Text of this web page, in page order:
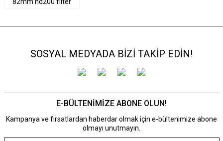
SOSYAL MEDYADA BİZİ TAKİP EDİN!
E-BÜLTENİMİZE ABONE OLUN!
Kampanya ve fırsatlardan haberdar olmak için e-bültenimize abone
olmayı unutmayın.